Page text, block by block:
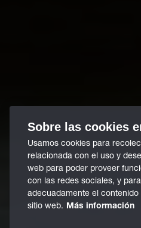
Sobre las cookies
Usamos cookies para
relacionada con el uso y
web para poder proveer
con las redes sociales, y
adecuadamente el
sitio web. Más información